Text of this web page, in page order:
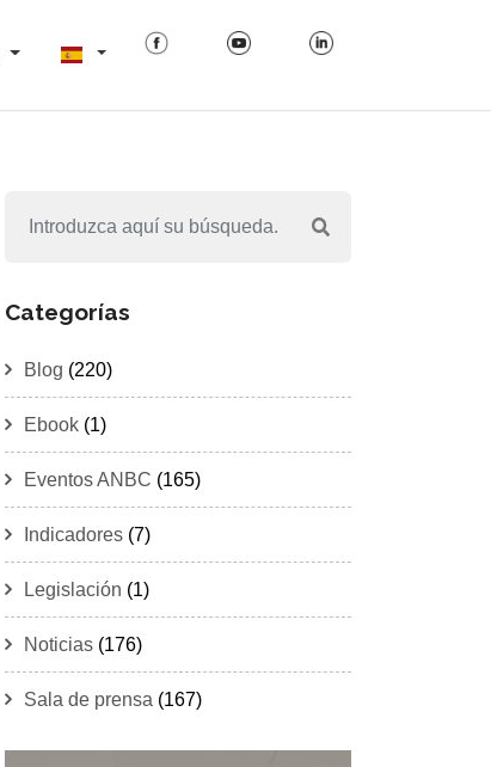
Categorías
Blog (220)
Ebook (1)
Eventos ANBC (165)
Indicadores (7)
Legislación (1)
Noticias (176)
Sala de prensa (167)